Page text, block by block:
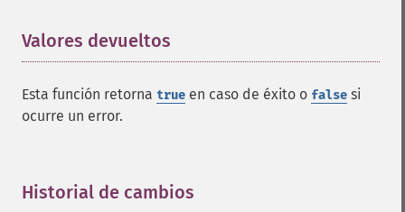
Valores devueltos
Esta función retorna true en caso de éxito o false si
ocurre un error.
Historial de cambios